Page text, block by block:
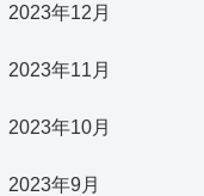
2023年12月
2023年11月
2023年10月
2023年9月